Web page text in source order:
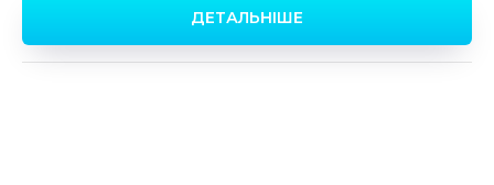
ДЕТАЛЬНІШЕ